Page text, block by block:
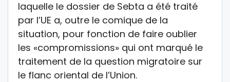
laquelle le dossier de Sebta a été traité
par l’UE a, outre le comique de la
situation, pour fonction de faire oublier
les «compromissions» qui ont marqué le
traitement de la question migratoire sur
le flanc oriental de l’Union.